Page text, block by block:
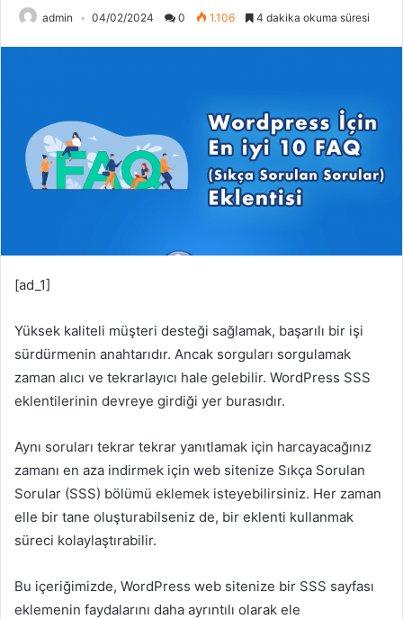
admin 04/02/2024 0 1.106 4 dakika okuma süresi
[ad_1]
Yüksek kaliteli müşteri desteği sağlamak, başarılı bir işi
sürdürmenin anahtarıdır. Ancak sorguları sorgulamak
zaman alıcı ve tekrarlayıcı hale gelebilir. WordPress SSS
eklentilerinin devreye girdiği yer burasıdır.
Aynı soruları tekrar tekrar yanıtlamak için harcayacağınız
zamanı en aza indirmek için web sitenize Sıkça Sorulan
Sorular (SSS) bölümü eklemek isteyebilirsiniz. Her zaman
elle bir tane oluşturabilseniz de, bir eklenti kullanmak
süreci kolaylaştırabilir.
Bu içeriğimizde, WordPress web sitenize bir SSS sayfası
eklemenin faydalarını daha ayrıntılı olarak ele